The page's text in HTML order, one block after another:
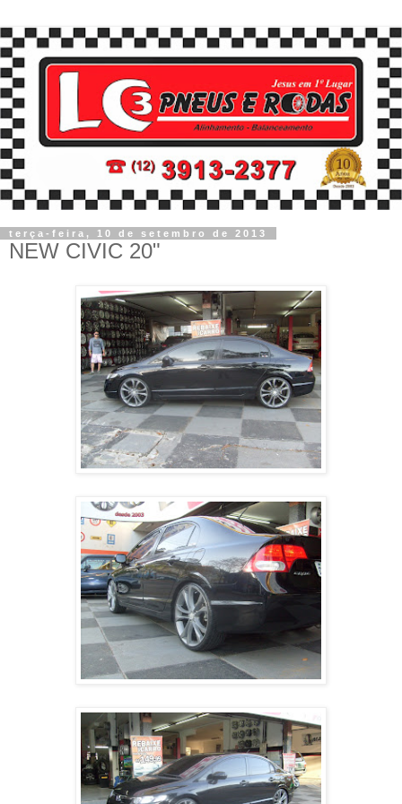
terça-feira, 10 de setembro de 2013
NEW CIVIC 20"